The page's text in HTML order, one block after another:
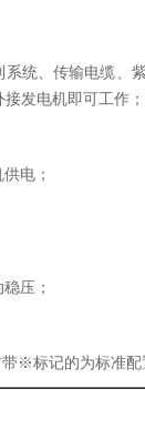
统、传输电缆、
发电机即可工作
电；
压；
带※标记的为标准